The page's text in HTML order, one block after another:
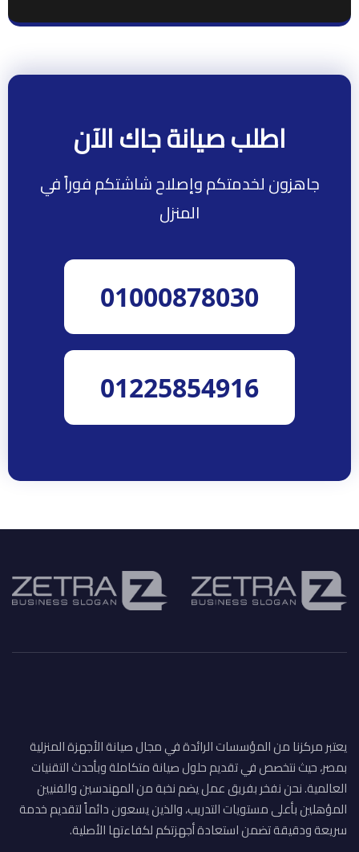
اطلب صيانة جاك الآن
جاهزون لخدمتكم وإصلاح شاشتكم فوراً في
المنزل
01000878030
01225854916
يعتبر مركزنا من المؤسسات الرائدة في مجال صيانة الأجهزة المنزلية
بمصر، حيث نتخصص في تقديم حلول صيانة متكاملة وبأحدث التقنيات
العالمية. نحن نفخر بفريق عمل يضم نخبة من المهندسين والفنيين
المؤهلين بأعلى مستويات التدريب، والذين يسعون دائماً لتقديم خدمة
سريعة ودقيقة تضمن استعادة أجهزتكم لكفاءتها الأصلية.